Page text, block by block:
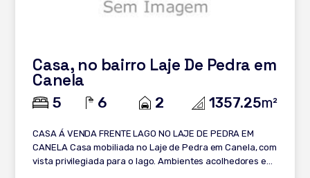
Casa, no bairro Laje De Pedra em
Canela
5 6 2 1357.25m²
CASA Á VENDA FRENTE LAGO NO LAJE DE PEDRA EM
CANELA Casa mobiliada no Laje de Pedra em Canela, com
vista privilegiada para o lago. Ambientes acolhedores e